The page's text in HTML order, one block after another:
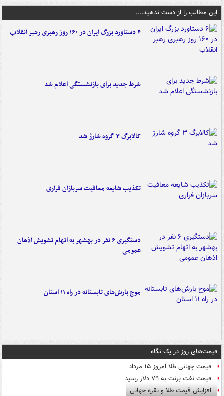
این مطالب را از دست ندهید....
۶ دستاورد بزرگ ایران در ۱۶۰ روز رهبری رهبر انقلاب
شرط جدید برای بازنشستگی اعلام شد
کالابرگ ۳ گروه شارژ شد
تکذیب شایعه معافیت سربازان فراری
دستگیری ۶ نفر در بهشهر به اتهام تشویش اذهان
عمومی
موج بارش‌های تابستانه در راه ۱۱ استان
قیمت‌های روز در یک نگاه
قیمت جهانی طلا امروز ۱۵ مرداد
قیمت نفت برنت به ۷۹ دلار رسید
افزایش قیمت طلا و نقره جهانی